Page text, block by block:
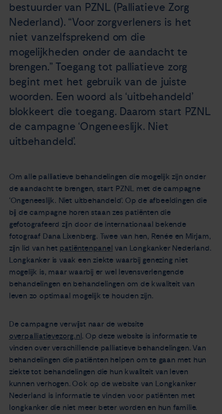
bestuurder van PZNL (Palliatieve Zorg
Nederland). “Voor zorgverleners is het
niet vanzelfsprekend om die
mogelijkheden onder de aandacht te
brengen.” Toegang tot palliatieve zorg
begint met het gebruik van de juiste
woorden. Een woord als ‘uitbehandeld’
blokkeert die toegang. Daarom start PZNL
de campagne ‘Ongeneeslijk. Niet
uitbehandeld’.
Om alle palliatieve behandelingen die mogelijk zijn onder
de aandacht te brengen, start PZNL met de campagne
‘Ongeneeslijk. Niet uitbehandeld’. Op de afbeeldingen die
bij de campagne horen staan zes patiënten die
gefotografeerd zijn door de internationaal bekende
fotograaf Dana Lixenberg. Twee van hen, Renée en Mirjam,
zijn lid van het patiëntenpanel van Longkanker Nederland.
Longkanker is vaak een ziekte waarbij genezing niet
mogelijk is, maar waarbij er wel levensverlengende
behandelingen en behandelingen om de kwaliteit van
leven zo optimaal mogelijk te houden zijn.
De campagne verwijst naar de website
overpalliatievezorg.nl. Op deze website is informatie te
vinden over verschillende palliatieve behandelingen. Van
behandelingen die patiënten helpen om te gaan met hun
ziekte tot behandelingen die hun kwaliteit van leven
kunnen verhogen. Ook op de website van Longkanker
Nederland is informatie te vinden voor patiënten met
longkanker die niet meer beter worden en hun familie.